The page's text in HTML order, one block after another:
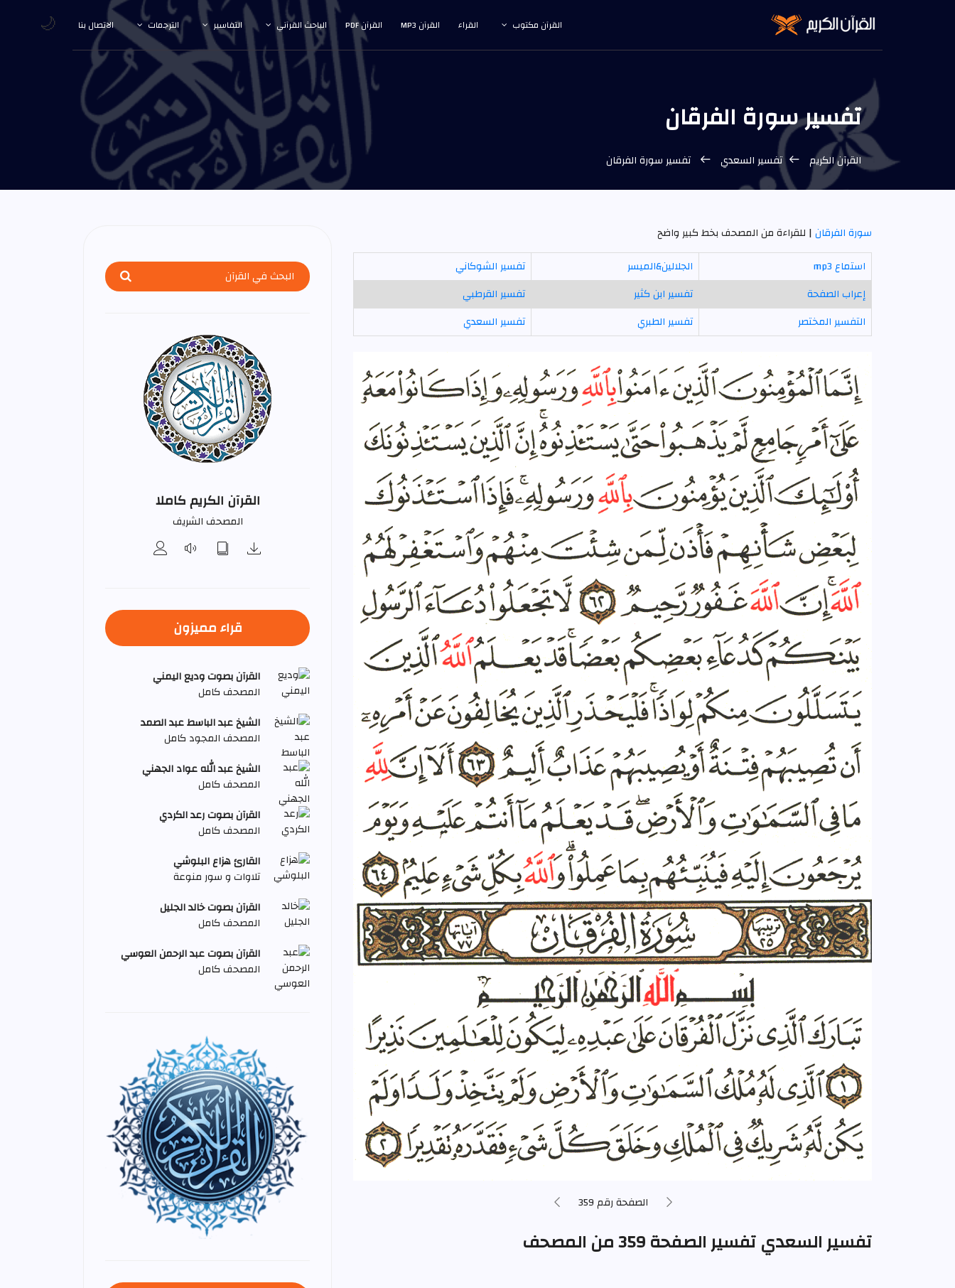
القرآن مكتوب القراء القرآن MP3 القرآن PDF الباحث القرآني التفاسير الترجمات الاتصال بنا
تفسير سورة الفرقان
القرآن الكريم تفسير السعدي تفسير سورة الفرقان
سورة الفرقان| للقراءة من المصحف بخط كبير واضح
استماع mp3
الجلالين&الميسر
تفسير الشوكاني
إعراب الصفحة
تفسير ابن كثير
تفسير القرطبي
التفسير المختصر
تفسير الطبري تفسير السعدي
الصفحة رقم 359
تفسير السعدي تفسير الصفحة 359 من المصحف
القرآن الكريم كاملا
المصحف الشريف
قراء مميزون
القرآن بصوت وديع اليمني
المصحف كامل
الشيخ عبد الباسط عبد الصمد
المصحف المجود كامل
الشيخ عبد الله عواد الجهني
المصحف كامل
القرآن بصوت رعد الكردي
المصحف كامل
القارئ هزاع البلوشي
تلاوات و سور منوعة
القرآن بصوت خالد الجليل
المصحف كامل
القرآن بصوت عبد الرحمن العوسي
المصحف كامل
🌙